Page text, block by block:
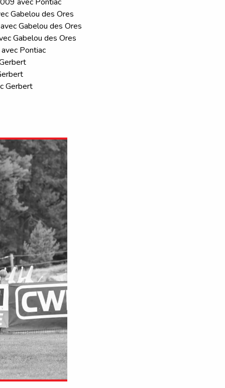
Gabelou des Ores
Gabelou des Ores
Gabelou des Ores
Pontiac
Gerbert